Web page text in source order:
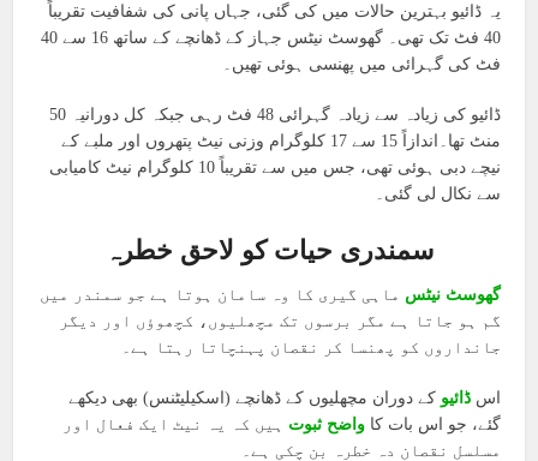
یہ ڈائیو بہترین حالات میں کی گئی، جہاں پانی کی شفافیت تقریباً
40 فٹ تک تھی۔ گھوسٹ نیٹس جہاز کے ڈھانچے کے ساتھ 16 سے 40
فٹ کی گہرائی میں پھنسی ہوئی تھیں۔
ڈائیو کی زیادہ سے زیادہ گہرائی 48 فٹ رہی جبکہ کل دورانیہ 50
منٹ تھا۔اندازاً 15 سے 17 کلوگرام وزنی نیٹ پتھروں اور ملبے کے
نیچے دبی ہوئی تھی، جس میں سے تقریباً 10 کلوگرام نیٹ کامیابی
سے نکال لی گئی۔
سمندری حیات کو لاحق خطرہ
گھوسٹ نیٹس ماہی گیری کا وہ سامان ہوتا ہے جو سمندر میں
گم ہو جاتا ہے مگر برسوں تک مچھلیوں، کچھوؤں اور دیگر
جانداروں کو پھنسا کر نقصان پہنچاتا رہتا ہے۔
اسڈائیو کے دوران مچھلیوں کے ڈھانچے (اسکیلیٹنس) بھی دیکھے
گئے، جو اس بات کا واضح ثبوت ہیں کہ یہ نیٹ ایک فعال اور
مسلسل نقصان دہ خطرہ بن چکی ہے۔